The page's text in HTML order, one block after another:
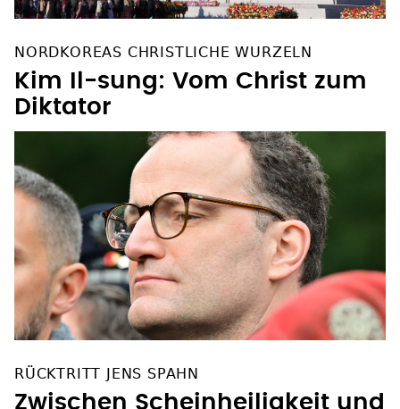
NORDKOREAS CHRISTLICHE WURZELN
Kim Il-sung: Vom Christ zum
Diktator
RÜCKTRITT JENS SPAHN
Zwischen Scheinheiligkeit und